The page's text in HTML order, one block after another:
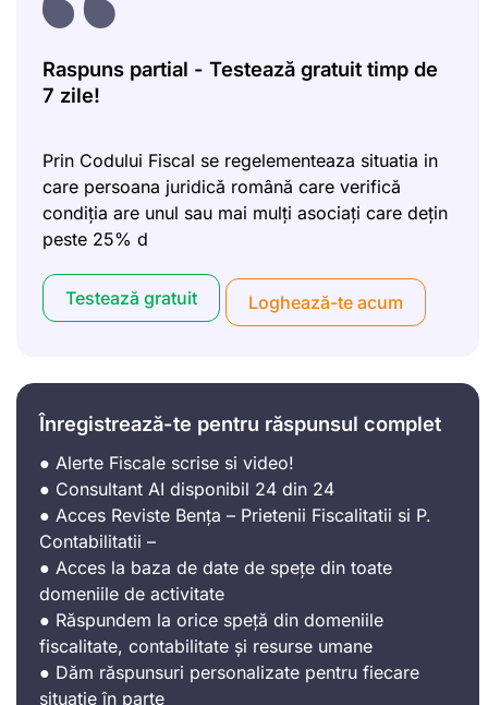
Raspuns partial - Testează gratuit timp de
7 zile!
Prin Codului Fiscal se regelementeaza situatia in
care persoana juridică română care verifică
condiția are unul sau mai mulți asociați care dețin
peste 25% d
Testează gratuit Loghează-te acum
Înregistrează-te pentru răspunsul complet
● Alerte Fiscale scrise si video!
● Consultant AI disponibil 24 din 24
● Acces Reviste Bența – Prietenii Fiscalitatii si P.
Contabilitatii –
● Acces la baza de date de spețe din toate
domeniile de activitate
● Răspundem la orice speță din domeniile
fiscalitate, contabilitate și resurse umane
● Dăm răspunsuri personalizate pentru fiecare
situație în parte